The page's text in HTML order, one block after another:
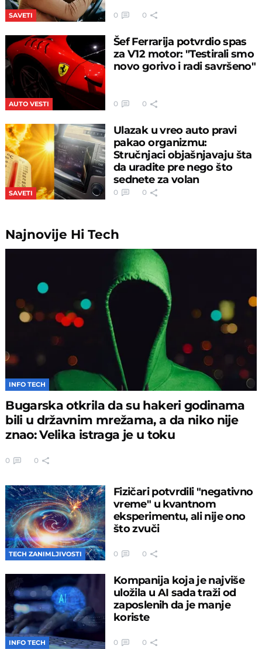
SAVETI 0 0
AUTO VESTI
Šef Ferrarija potvrdio spas
za V12 motor: "Testirali smo
novo gorivo i radi savršeno"
0 0
SAVETI
Ulazak u vreo auto pravi
pakao organizmu:
Stručnjaci objašnjavaju šta
da uradite pre nego što
sednete za volan
0 0
Najnovije Hi Tech
INFO TECH
Bugarska otkrila da su hakeri godinama
bili u državnim mrežama, a da niko nije
znao: Velika istraga je u toku
0 0
TECH ZANIMLJIVOSTI
Fizičari potvrdili "negativno
vreme" u kvantnom
eksperimentu, ali nije ono
što zvuči
0 0
INFO TECH
Kompanija koja je najviše
uložila u AI sada traži od
zaposlenih da je manje
koriste
0 0